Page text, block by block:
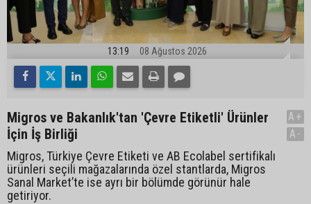
13:19 08 Ağustos 2026
Migros ve Bakanlık'tan 'Çevre Etiketli' Ürünler
İçin İş Birliği
Migros, Türkiye Çevre Etiketi ve AB Ecolabel sertifikalı
ürünleri seçili mağazalarında özel stantlarda, Migros
Sanal Market’te ise ayrı bir bölümde görünür hale
getiriyor.
A+
A-